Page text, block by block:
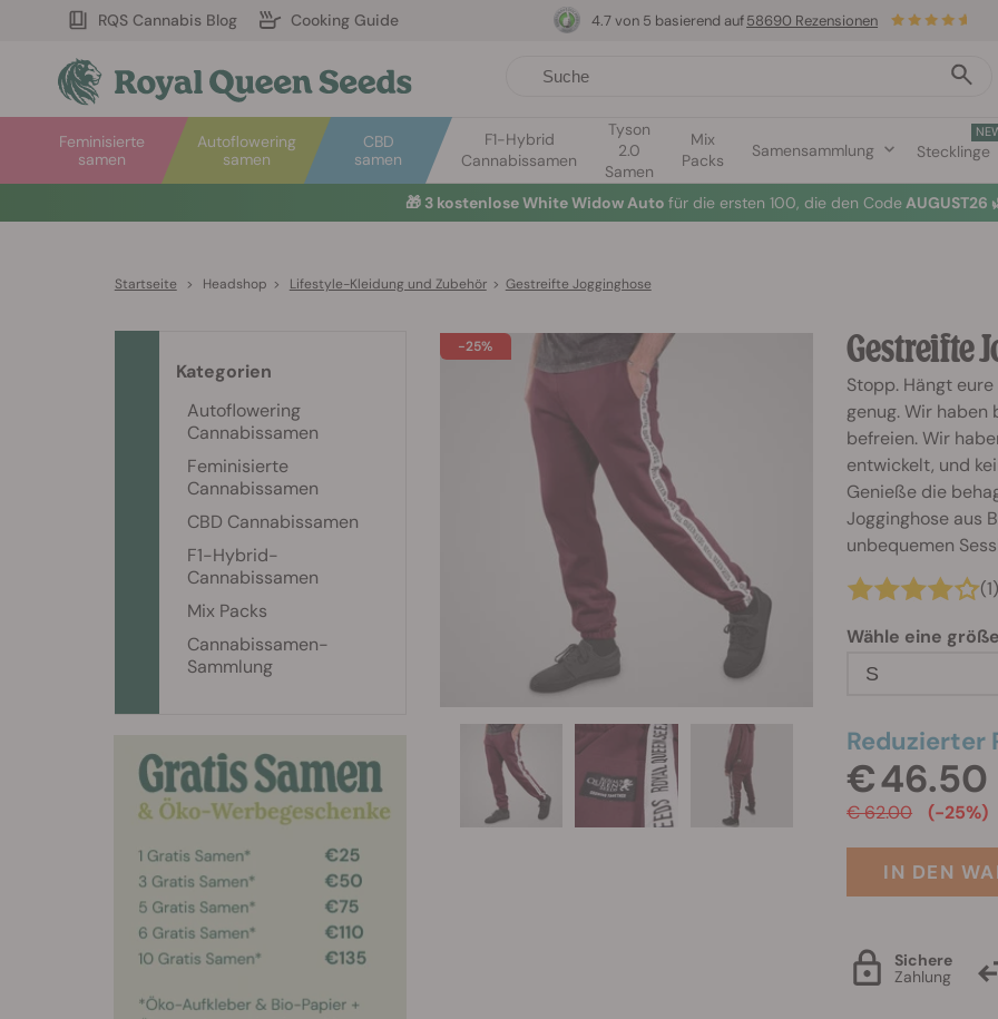
RQS Cannabis Blog Cooking Guide
Autoflowering
samen
Feminisierte
samen
CBD
samen
F1-Hybrid
Cannabissamen
Tyson
2.0
Samen
Mix
Packs
Samensammlung Stecklinge
4.7 von 5 basierend auf58690 Rezensionen
🎁 3 kostenlose White Widow Auto für die ersten 100, die den Code AUGUST26
Startseite > Headshop > Lifestyle-Kleidung und Zubehör > Gestreifte Jogginghose
-25% Gestreifte
Stopp. Hängt
genug. Wir haben
befreien. Wir
entwickelt, und
Genieße die
Jogginghose aus
unbequemen
(1)
Wähle eine größe
S
Reduzierter
€ 46.50
€ 62.00 (-25%)
IN DEN
Sichere
Zahlung
Kategorien
Autoflowering
Cannabissamen
Feminisierte
Cannabissamen
CBD Cannabissamen
F1-Hybrid-
Cannabissamen
Mix Packs
Cannabissamen-
Sammlung